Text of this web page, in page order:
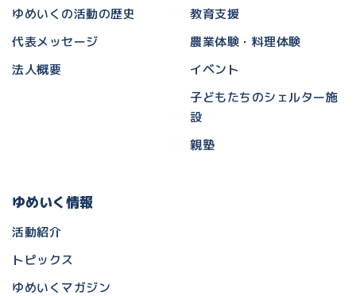
ゆめいくの活動の歴史
代表メッセージ
法人概要
教育支援
農業体験・料理体験
イベント
子どもたちのシェルター施
設
親塾
ゆめいく情報
活動紹介
トピックス
ゆめいくマガジン